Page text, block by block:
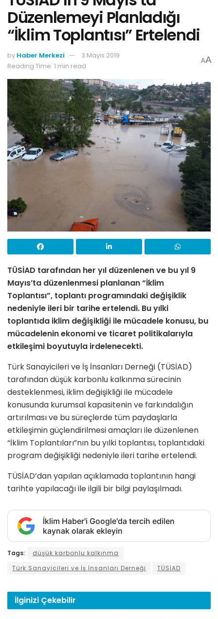
Düzenlemeyi Planladığı
“İklim Toplantısı” Ertelendi
by Haber Merkezi
3 Mayıs 2019
Reading Time: 1 min read
AA
TÜSİAD tarafından her yıl düzenlenen ve bu yıl 9
Mayıs’ta düzenlenmesi planlanan “İklim
Toplantısı”, toplantı programındaki değişiklik
nedeniyle ileri bir tarihe ertelendi. Bu yılki
toplantıda iklim değişikliği ile mücadele konusu, bu
mücadelenin ekonomi ve ticaret politikalarıyla
etkileşimi boyutuyla irdelenecekti.
Türk Sanayicileri ve İş İnsanları Derneği (TÜSİAD)
tarafından düşük karbonlu kalkınma sürecinin
desteklenmesi, iklim değişikliği ile mücadele
konusunda kurumsal kapasitenin ve farkındalığın
artırılması ve bu süreçlerde tüm paydaşlarla
etkileşimin güçlendirilmesi amaçları ile düzenlenen
“İklim Toplantıları”nın bu yılki toplantısı, toplantıdaki
program değişikliği nedeniyle ileri tarihe ertelendi.
TÜSİAD’dan yapılan açıklamada toplantının hangi
tarihte yapılacağı ile ilgili bir bilgi paylaşılmadı.
İklim Haber'i Google'da tercih edilen
kaynak olarak ekleyin
Tags:
düşük karbonlu kalkınma
Türk Sanayicileri ve İş İnsanları Derneği
TÜSİAD
İlginizi Çekebilir